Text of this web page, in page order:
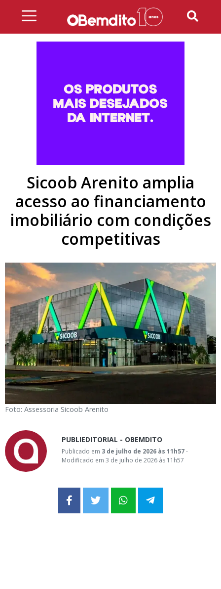
Sicoob Arenito amplia
acesso ao financiamento
imobiliário com condições
competitivas
Foto: Assessoria Sicoob Arenito
PUBLIEDITORIAL - OBEMDITO
Publicado em 3 de julho de 2026 às 11h57-
Modificado em 3 de julho de 2026 às 11h57